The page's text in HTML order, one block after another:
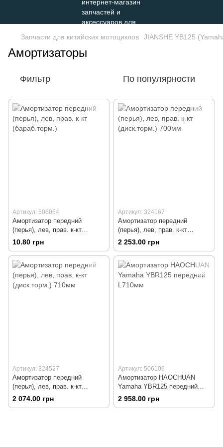
Запчасти для китайских мотоциклов JIANSHE YB125
Амортизаторы
Фильтр По популярности
Артикул: 506064
Амортизатор передний
(перья), лев, прав. к-кт
(бараб.торм.)
10.80 грн
Артикул: 324167
Амортизатор передний
(перья), лев, прав. к-кт
(диск.торм.) 700мм
2 253.00 грн
Артикул: 324527
Амортизатор передний
(перья), лев, прав. к-кт
(диск.торм.) 710мм
2 074.00 грн
Артикул: 506106
Амортизатор HAOCHUAN
Yamaha YBR125 передний
L710мм
2 958.00 грн